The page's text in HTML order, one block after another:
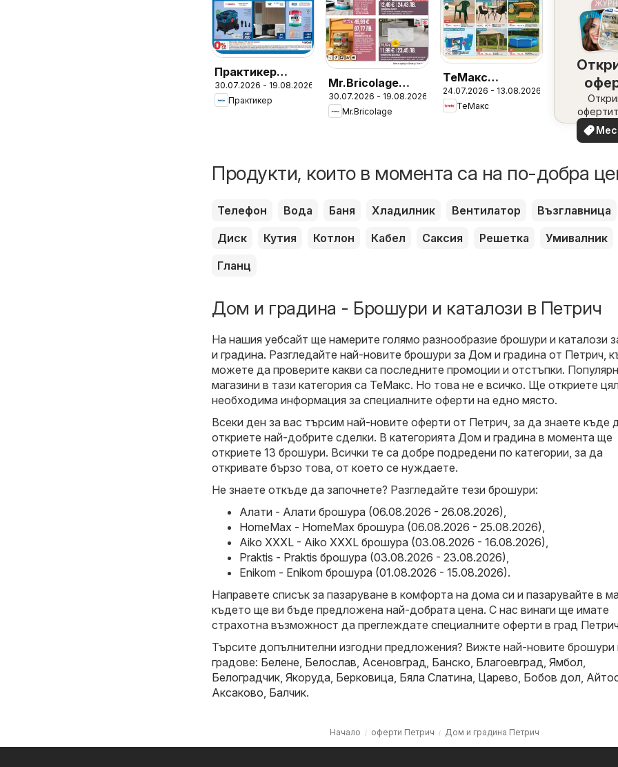
Практикер
брошура
30.07.2026 - 19.08.2026
Практикер
Mr.Bricolage
брошура
30.07.2026 - 19.08.2026
Mr.Bricolage
ТеMакс
брошура
24.07.2026 - 13.08.2026
ТеMакс
вашия
Продукти, които в момента са на по-добра
Телефон Вода Баня Хладилник Вентилатор
Възглавница
Диск
Кутия Котлон Кабел Саксия Решетка
Умивалник
Гланц
Дом и градина - Брошури и каталози в Петрич
На нашия уебсайт ще намерите голямо разнообразие брошури и каталози
и градина. Разгледайте най-новите брошури за Дом и градина от Петрич,
можете да проверите какви са последните промоции и отстъпки.
магазини в тази категория са ТеMакс. Но това не е всичко. Ще откриете
необходима информация за специалните оферти на едно място.
Всеки ден за вас търсим най-новите оферти от Петрич, за да знаете къде
откриете най-добрите сделки. В категорията Дом и градина в момента ще
откриете 13 брошури. Всички те са добре подредени по категории, за да
откривате бързо това, от което се нуждаете.
Не знаете откъде да започнете? Разгледайте тези брошури:
Алати - Алати брошура (06.08.2026 - 26.08.2026),
HomeMax - HomeMax брошура (06.08.2026 - 25.08.2026),
Aiko XXXL - Aiko XXXL брошура (03.08.2026 - 16.08.2026),
Praktis - Praktis брошура (03.08.2026 - 23.08.2026),
Enikom - Enikom брошура (01.08.2026 - 15.08.2026).
Направете списък за пазаруване в комфорта на дома си и пазарувайте в
където ще ви бъде предложена най-добрата цена. С нас винаги ще имате
страхотна възможност да преглеждате специалните оферти в град
Търсите допълнителни изгодни предложения? Вижте най-новите брошури
градове: Белене, Белослав, Асеновград, Банско, Благоевград, Ямбол,
Белоградчик, Якоруда, Берковица, Бяла Слатина, Царево, Бобов дол,
Аксаково, Балчик.
Начало оферти Петрич Дом и градина Петрич